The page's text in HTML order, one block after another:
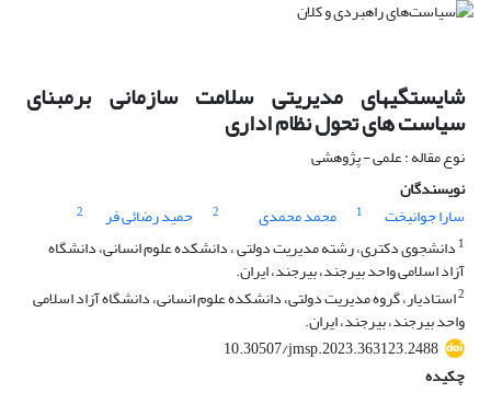
شایستگیهای مدیریتی سلامت سازمانی برمبنای
سیاست های تحول نظام اداری
نوع مقاله : علمی - پژوهشی
نویسندگان
سارا جوانبخت
1 محمد محمدی 2 حمید رضائی فر
2
1 دانشجوی دکتری، رشته مدیریت دولتی ، دانشکده علوم انسانی، دانشگاه
آزاد اسلامی واحد بیرجند، بیرجند، ایران.
2استادیار، گروه مدیریت دولتی، دانشکده علوم انسانی، دانشگاه آزاد اسلامی
واحد بیرجند، بیرجند، ایران.
10.30507/jmsp.2023.363123.2488
چکیده